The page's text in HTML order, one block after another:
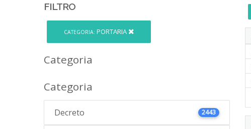
FILTRO
CATEGORIA: PORTARIA
Categoria
Categoria
Decreto 2443